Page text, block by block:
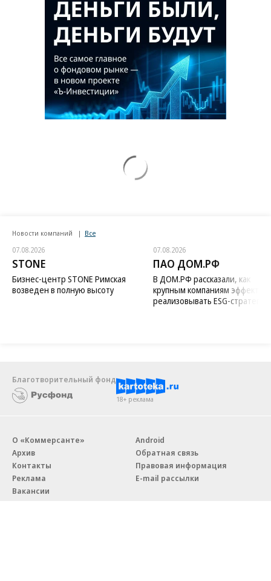
Новости компаний Все
07.08.2026
STONE
Бизнес-центр STONE Римская
возведен в полную высоту
07.08.2026
ПАО ДОМ.РФ
В ДОМ.РФ рассказали, как
крупным компаниям
реализовывать ESG-стратегию
Благотворительный фонд
18+ реклама
О «Коммерсанте»
Архив
Контакты
Реклама
Вакансии
Android
Обратная связь
Правовая информация
E-mail рассылки